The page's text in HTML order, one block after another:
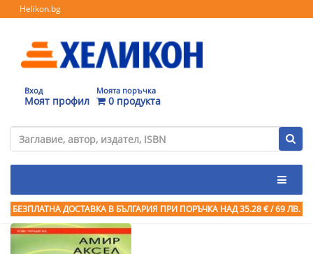
Helikon.bg
Вход
Моят профил
Моята поръчка
0 продукта
БЕЗПЛАТНА ДОСТАВКА В БЪЛГАРИЯ ПРИ ПОРЪЧКА НАД 35.28 € / 69 ЛВ.